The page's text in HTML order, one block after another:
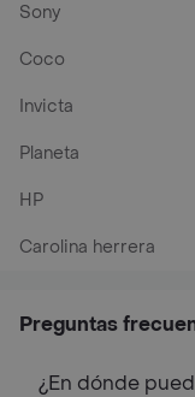
Sony
Coco
Invicta
Planeta
HP
Carolina herrera
Preguntas
¿En dónde